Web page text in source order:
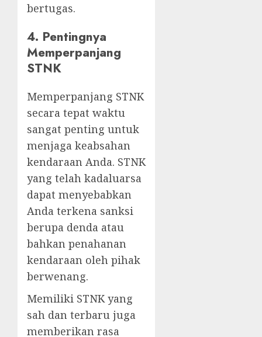
bertugas.
4. Pentingnya
Memperpanjang
STNK
Memperpanjang STNK
secara tepat waktu
sangat penting untuk
menjaga keabsahan
kendaraan Anda. STNK
yang telah kadaluarsa
dapat menyebabkan
Anda terkena sanksi
berupa denda atau
bahkan penahanan
kendaraan oleh pihak
berwenang.
Memiliki STNK yang
sah dan terbaru juga
memberikan rasa